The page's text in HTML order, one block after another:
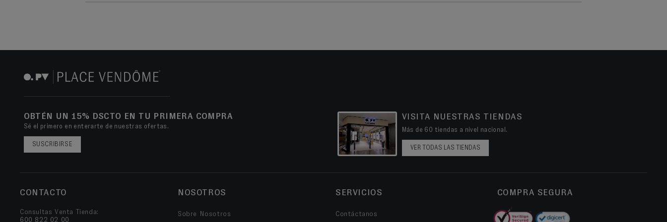
OBTÉN UN 15% DSCTO EN TU PRIMERA COMPRA
Sé el primero en enterarte de nuestras ofertas.
SUSCRIBIRSE
VISITA NUESTRAS TIENDAS
Más de 60 tiendas a nivel nacional.
VER TODAS LAS TIENDAS
CONTACTO
Consultas Venta Tienda:
600 822 02 00
NOSOTROS
Sobre Nosotros
SERVICIOS
Contáctanos
COMPRA SEGURA